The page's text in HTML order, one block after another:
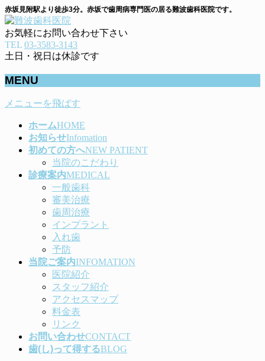
赤坂見附駅より徒歩3分。赤坂で歯周病専門医の居る難波歯科医院です。
お気軽にお問い合わせ下さい
TEL 03-3583-3143
土日・祝日は休診です
MENU
メニューを飛ばす
ホームHOME
お知らせInfomation
初めての方へNEW PATIENT
当院のこだわり
診療案内MEDICAL
一般歯科
審美治療
歯周治療
インプラント
入れ歯
予防
当院ご案内INFOMATION
医院紹介
スタッフ紹介
アクセスマップ
料金表
リンク
お問い合わせCONTACT
歯(し)って得するBLOG